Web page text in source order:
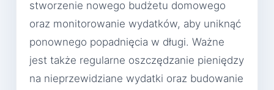
stworzenie nowego budżetu domowego
oraz monitorowanie wydatków, aby uniknąć
ponownego popadnięcia w długi. Ważne
jest także regularne oszczędzanie pieniędzy
na nieprzewidziane wydatki oraz budowanie